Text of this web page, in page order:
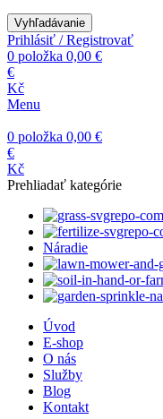
Vyhľadávanie
Prihlásiť / Registrovať
0 položka 0,00 €
€
Kč
Menu
0 položka 0,00 €
€
Kč
Prehliadať kategórie
Náradie
Úvod
E-shop
O nás
Služby
Blog
Kontakt